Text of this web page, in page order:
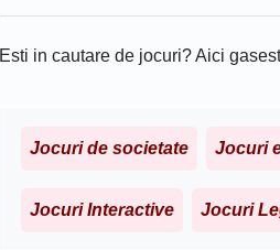
Esti in cautare de jocuri? Aici
Jocuri de societate Jocuri
Jocuri Interactive Jocuri